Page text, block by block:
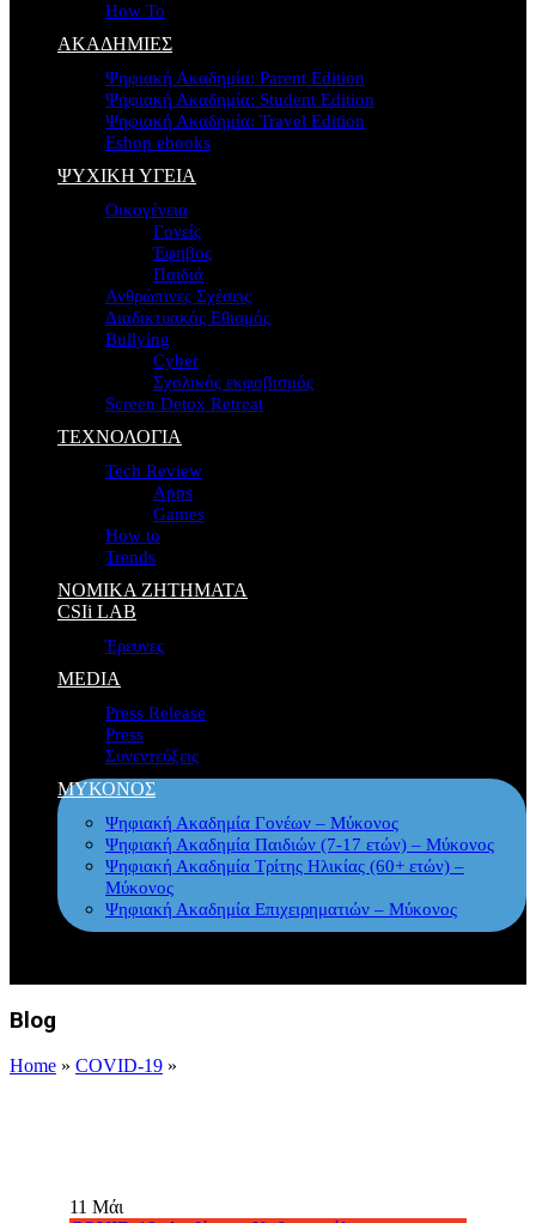
How To
ΑΚΑΔΗΜΙΕΣ
Ψηφιακή Ακαδημία: Parent Edition
Ψηφιακή Ακαδημία: Student Edition
Ψηφιακή Ακαδημία: Travel Edition
Eshop ebooks
ΨΥΧΙΚΗ ΥΓΕΙΑ
Οικογένεια
Γονείς
Έφηβος
Παιδιά
Ανθρώπινες Σχέσεις
Διαδικτυακός Εθισμός
Bullying
Cyber
Σχολικός εκφοβισμός
Screen Detox Retreat
ΤΕΧΝΟΛΟΓΙΑ
Tech Review
Apps
Games
How to
Trends
ΝΟΜΙΚΑ ΖΗΤΗΜΑΤΑ
CSIi LAB
Έρευνες
MEDIA
Press Release
Press
Συνεντεύξεις
ΜΥΚΟΝΟΣ
Ψηφιακή Ακαδημία Γονέων – Μύκονος
Ψηφιακή Ακαδημία Παιδιών (7-17 ετών) – Μύκονος
Ψηφιακή Ακαδημία Τρίτης Ηλικίας (60+ ετών) –
Μύκονος
Ψηφιακή Ακαδημία Επιχειρηματιών – Μύκονος
Blog
Home » COVID-19 »
11 Μάι